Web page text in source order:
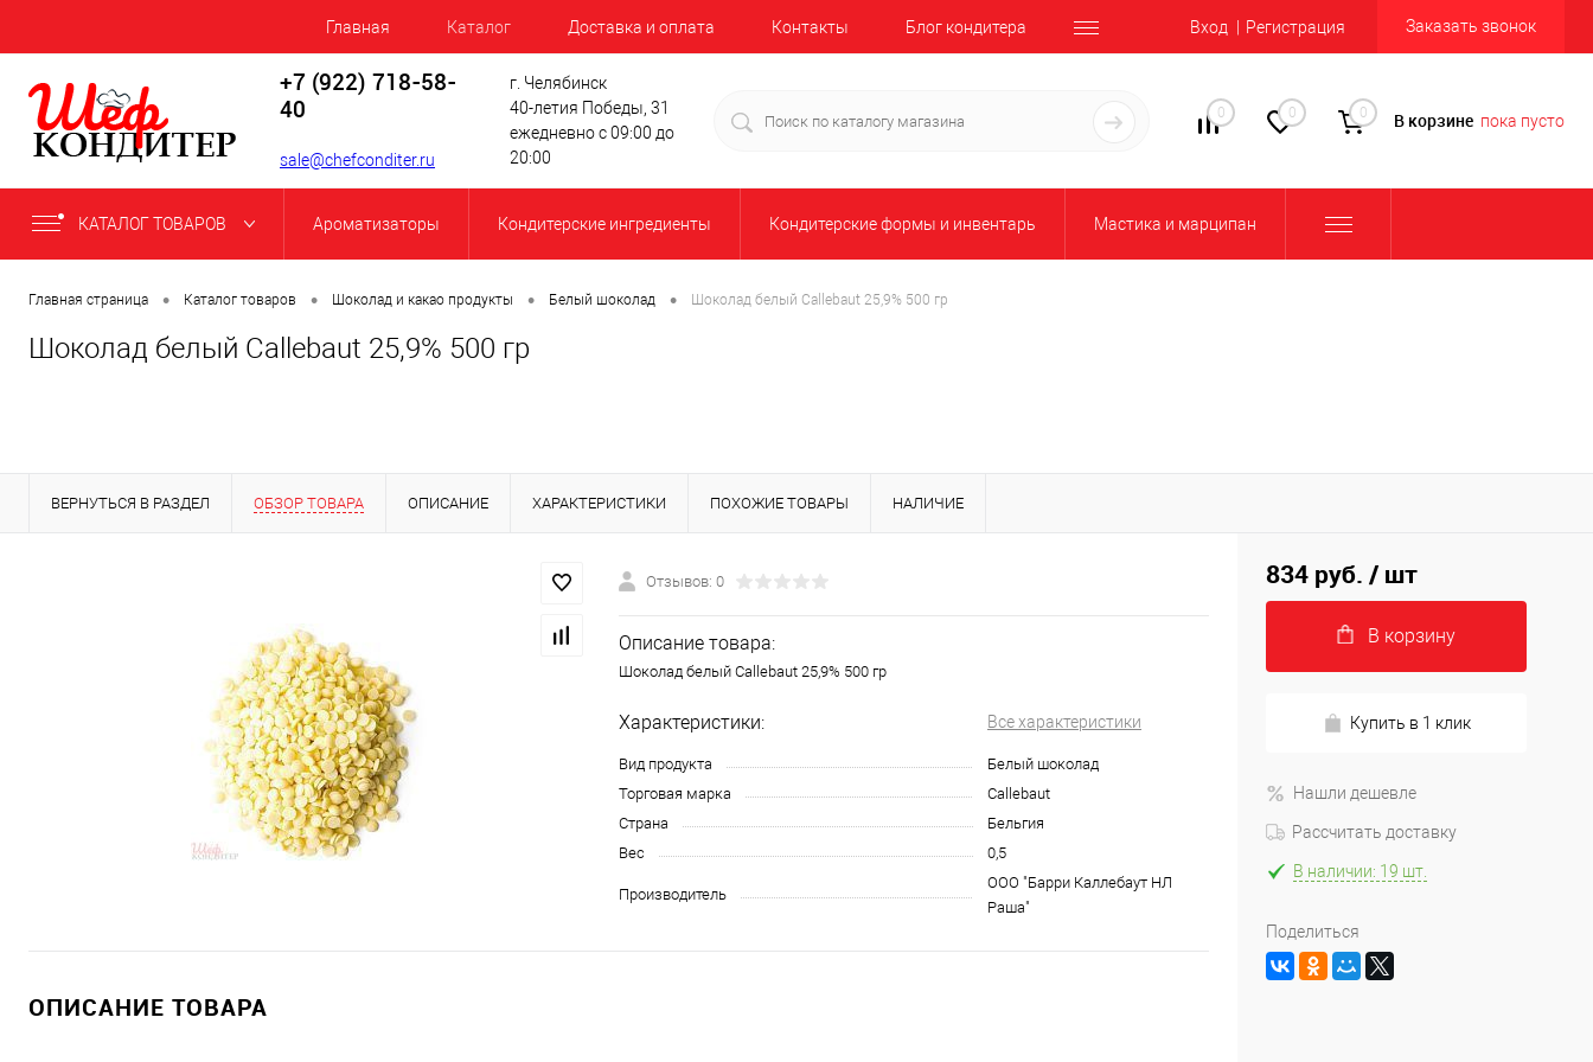
Главная Каталог Доставка и оплата Контакты Блог кондитера Вход Регистрация Заказать звонок
+7 (922) 718-58-
40
sale@chefconditer.ru
г. Челябинск
40-летия Победы, 31
ежедневно с 09:00 до
20:00
0 0 0 В корзине пока пусто
КАТАЛОГ ТОВАРОВ Ароматизаторы Кондитерские ингредиенты Кондитерские формы и инвентарь Мастика и марципан
Главная страница • Каталог товаров • Шоколад и какао продукты • Белый шоколад • Шоколад белый Callebaut 25,9% 500 гр
Шоколад белый Callebaut 25,9% 500 гр
ВЕРНУТЬСЯ В РАЗДЕЛ ОБЗОР ТОВАРА ОПИСАНИЕ ХАРАКТЕРИСТИКИ ПОХОЖИЕ ТОВАРЫ НАЛИЧИЕ
Отзывов: 0
Описание товара:
Шоколад белый Callebaut 25,9% 500 гр
Характеристики: Все характеристики
Вид продукта
Белый шоколад
Торговая марка
Callebaut
Страна
Бельгия
Вес
0,5
Производитель
ООО "Барри Каллебаут НЛ
Раша"
ОПИСАНИЕ ТОВАРА
834 руб. / шт
В корзину
Купить в 1 клик
Нашли дешевле
Рассчитать доставку
В наличии: 19 шт.
Поделиться